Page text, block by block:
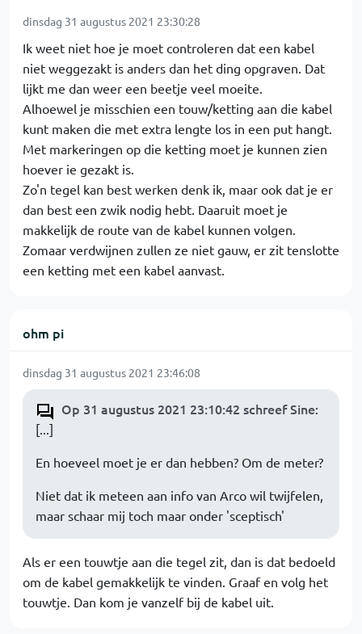
dinsdag 31 augustus 2021 23:30:28
Ik weet niet hoe je moet controleren dat een kabel
niet weggezakt is anders dan het ding opgraven. Dat
lijkt me dan weer een beetje veel moeite.
Alhoewel je misschien een touw/ketting aan die kabel
kunt maken die met extra lengte los in een put hangt.
Met markeringen op die ketting moet je kunnen zien
hoever ie gezakt is.
Zo'n tegel kan best werken denk ik, maar ook dat je er
dan best een zwik nodig hebt. Daaruit moet je
makkelijk de route van de kabel kunnen volgen.
Zomaar verdwijnen zullen ze niet gauw, er zit tenslotte
een ketting met een kabel aanvast.
ohm pi
dinsdag 31 augustus 2021 23:46:08
Op 31 augustus 2021 23:10:42 schreef Sine:
[...]
En hoeveel moet je er dan hebben? Om de meter?
Niet dat ik meteen aan info van Arco wil twijfelen,
maar schaar mij toch maar onder 'sceptisch'
Als er een touwtje aan die tegel zit, dan is dat bedoeld
om de kabel gemakkelijk te vinden. Graaf en volg het
touwtje. Dan kom je vanzelf bij de kabel uit.